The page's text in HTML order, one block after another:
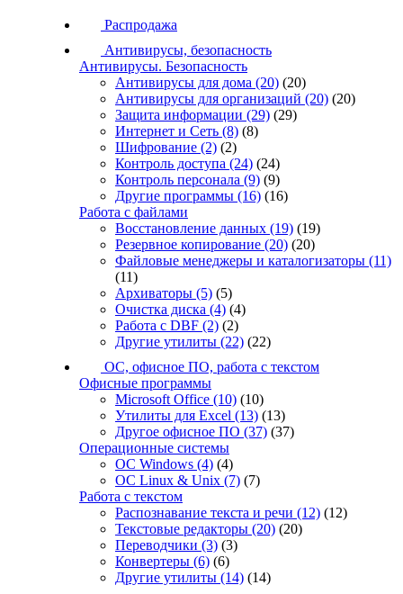
Распродажа
Антивирусы, безопасность
Антивирусы. Безопасность
Антивирусы для дома (20) (20)
Антивирусы для организаций (20) (20)
Защита информации (29) (29)
Интернет и Сеть (8) (8)
Шифрование (2) (2)
Контроль доступа (24) (24)
Контроль персонала (9) (9)
Другие программы (16) (16)
Работа с файлами
Восстановление данных (19) (19)
Резервное копирование (20) (20)
Файловые менеджеры и каталогизаторы (11)
(11)
Архиваторы (5) (5)
Очистка диска (4) (4)
Работа с DBF (2) (2)
Другие утилиты (22) (22)
ОС, офисное ПО, работа с текстом
Офисные программы
Microsoft Office (10) (10)
Утилиты для Excel (13) (13)
Другое офисное ПО (37) (37)
Операционные системы
ОС Windows (4) (4)
ОС Linux & Unix (7) (7)
Работа с текстом
Распознавание текста и речи (12) (12)
Текстовые редакторы (20) (20)
Переводчики (3) (3)
Конвертеры (6) (6)
Другие утилиты (14) (14)